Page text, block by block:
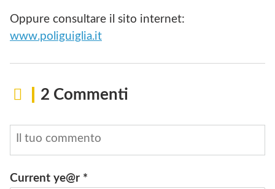
Oppure consultare il sito internet:
www.poliguiglia.it
2 Commenti
Current ye@r *